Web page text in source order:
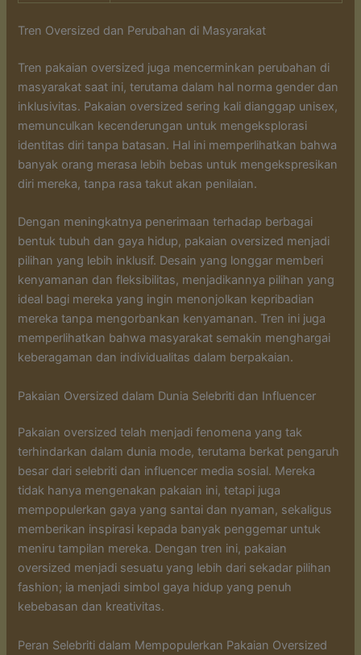
Tren Oversized dan Perubahan di Masyarakat
Tren pakaian oversized juga mencerminkan perubahan di
masyarakat saat ini, terutama dalam hal norma gender dan
inklusivitas. Pakaian oversized sering kali dianggap unisex,
memunculkan kecenderungan untuk mengeksplorasi
identitas diri tanpa batasan. Hal ini memperlihatkan bahwa
banyak orang merasa lebih bebas untuk mengekspresikan
diri mereka, tanpa rasa takut akan penilaian.
Dengan meningkatnya penerimaan terhadap berbagai
bentuk tubuh dan gaya hidup, pakaian oversized menjadi
pilihan yang lebih inklusif. Desain yang longgar memberi
kenyamanan dan fleksibilitas, menjadikannya pilihan yang
ideal bagi mereka yang ingin menonjolkan kepribadian
mereka tanpa mengorbankan kenyamanan. Tren ini juga
memperlihatkan bahwa masyarakat semakin menghargai
keberagaman dan individualitas dalam berpakaian.
Pakaian Oversized dalam Dunia Selebriti dan Influencer
Pakaian oversized telah menjadi fenomena yang tak
terhindarkan dalam dunia mode, terutama berkat pengaruh
besar dari selebriti dan influencer media sosial. Mereka
tidak hanya mengenakan pakaian ini, tetapi juga
mempopulerkan gaya yang santai dan nyaman, sekaligus
memberikan inspirasi kepada banyak penggemar untuk
meniru tampilan mereka. Dengan tren ini, pakaian
oversized menjadi sesuatu yang lebih dari sekadar pilihan
fashion; ia menjadi simbol gaya hidup yang penuh
kebebasan dan kreativitas.
Peran Selebriti dalam Mempopulerkan Pakaian Oversized